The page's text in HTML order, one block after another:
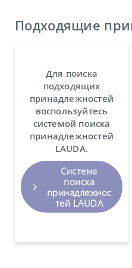
Подходящие
Для поиска
подходящих
принадлежностей
воспользуйтесь
системой поиска
принадлежностей
LAUDA.
Система
поиска
принадлежнос
тей LAUDA